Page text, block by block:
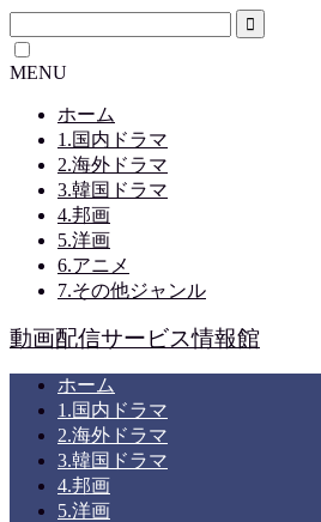
MENU
ホーム
1.国内ドラマ
2.海外ドラマ
3.韓国ドラマ
4.邦画
5.洋画
6.アニメ
7.その他ジャンル
動画配信サービス情報館
ホーム
1.国内ドラマ
2.海外ドラマ
3.韓国ドラマ
4.邦画
5.洋画